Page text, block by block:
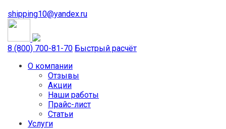
shipping10@yandex.ru
8 (800) 700-81-70 Быстрый расчёт
О компании
Отзывы
Акции
Наши работы
Прайс-лист
Статьи
Услуги